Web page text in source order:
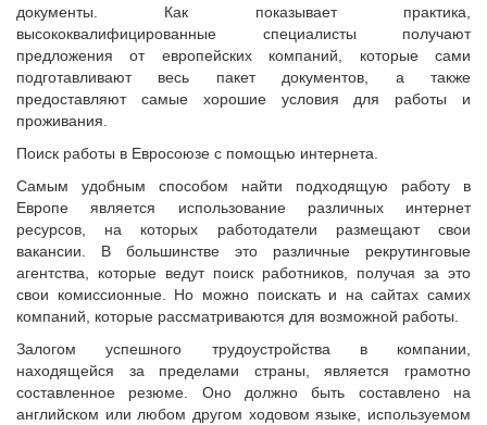
документы. Как показывает практика,
высококвалифицированные специалисты получают
предложения от европейских компаний, которые сами
подготавливают весь пакет документов, а также
предоставляют самые хорошие условия для работы и
проживания.
Поиск работы в Евросоюзе с помощью интернета.
Самым удобным способом найти подходящую работу в
Европе является использование различных интернет
ресурсов, на которых работодатели размещают свои
вакансии. В большинстве это различные рекрутинговые
агентства, которые ведут поиск работников, получая за это
свои комиссионные. Но можно поискать и на сайтах самих
компаний, которые рассматриваются для возможной работы.
Залогом успешного трудоустройства в компании,
находящейся за пределами страны, является грамотно
составленное резюме. Оно должно быть составлено на
английском или любом другом ходовом языке, используемом